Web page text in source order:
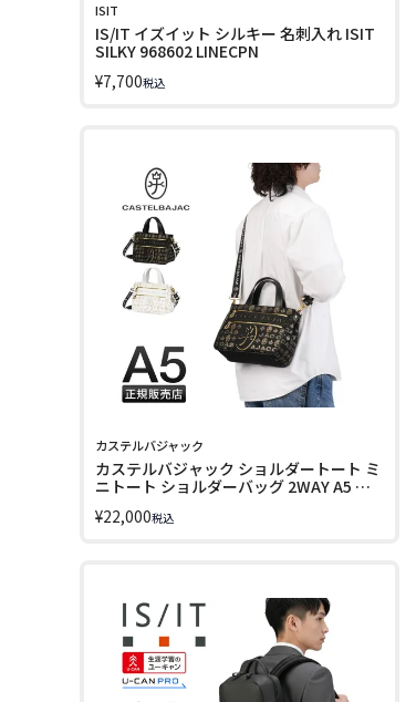
ISIT
IS/IT イズイット シルキー 名刺入れ ISIT
SILKY 968602 LINECPN
¥7,700税込
カステルバジャック
カステルバジャック ショルダートート ミ
ニトート ショルダーバッグ 2WAY A5 シ
¥22,000税込